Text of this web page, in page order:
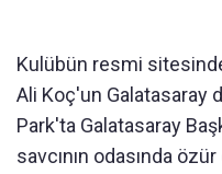
Kulübün resmi
Ali Koç'un Galatasaray
Park'ta Galatasaray
savcının odasında